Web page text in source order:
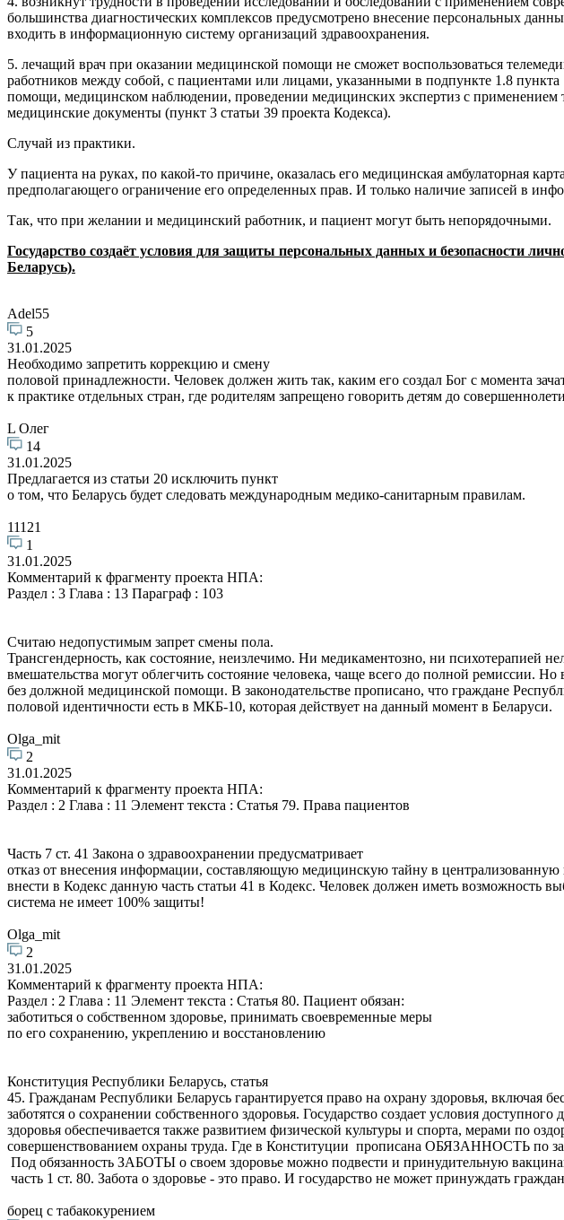
большинства диагностических комплексов предусмотрено внесение персональных
входить в информационную систему организаций здравоохранения.
5. лечащий врач при оказании медицинской помощи не сможет воспользоваться
работников между собой, с пациентами или лицами, указанными в подпункте 1.8
помощи, медицинском наблюдении, проведении медицинских экспертиз с применением
медицинские документы (пункт 3 статьи 39 проекта Кодекса).
Случай из практики.
У пациента на руках, по какой-то причине, оказалась его медицинская амбулаторная
предполагающего ограничение его определенных прав. И только наличие записей в
Так, что при желании и медицинский работник, и пациент могут быть непорядочными.
Государство создаёт условия для защиты персональных данных и безопасности
Беларусь).
Adel55
5
31.01.2025
Необходимо запретить коррекцию и смену
половой принадлежности. Человек должен жить так, каким его создал Бог с момента
к практике отдельных стран, где родителям запрещено говорить детям до
L Олег
14
31.01.2025
Предлагается из статьи 20 исключить пункт
о том, что Беларусь будет следовать международным медико-санитарным правилам.
11121
1
31.01.2025
Комментарий к фрагменту проекта НПА:
Раздел : 3 Глава : 13 Параграф : 103
Считаю недопустимым запрет смены пола.
Трансгендерность, как состояние, неизлечимо. Ни медикаментозно, ни психотерапией
вмешательства могут облегчить состояние человека, чаще всего до полной ремиссии.
без должной медицинской помощи. В законодательстве прописано, что граждане
половой идентичности есть в МКБ-10, которая действует на данный момент в Беларуси.
Olga_mit
2
31.01.2025
Комментарий к фрагменту проекта НПА:
Раздел : 2 Глава : 11 Элемент текста : Статья 79. Права пациентов
Часть 7 ст. 41 Закона о здравоохранении предусматривает
отказ от внесения информации, составляющую медицинскую тайну в
внести в Кодекс данную часть статьи 41 в Кодекс. Человек должен иметь
система не имеет 100% защиты!
Olga_mit
2
31.01.2025
Комментарий к фрагменту проекта НПА:
Раздел : 2 Глава : 11 Элемент текста : Статья 80. Пациент обязан:
заботиться о собственном здоровье, принимать своевременные меры
по его сохранению, укреплению и восстановлению
Конституция Республики Беларусь, статья
45. Гражданам Республики Беларусь гарантируется право на охрану здоровья, включая
заботятся о сохранении собственного здоровья. Государство создает условия
здоровья обеспечивается также развитием физической культуры и спорта, мерами по
совершенствованием охраны труда. Где в Конституции прописана ОБЯЗАННОСТЬ по
Под обязанность ЗАБОТЫ о своем здоровье можно подвести и принудительную
часть 1 ст. 80. Забота о здоровье - это право. И государство не может принуждать
борец с табакокурением